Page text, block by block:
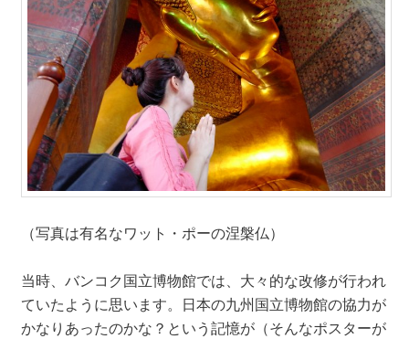
（写真は有名なワット・ポーの涅槃仏）
当時、バンコク国立博物館では、大々的な改修が行われ
ていたように思います。日本の九州国立博物館の協力が
かなりあったのかな？という記憶が（そんなポスターが